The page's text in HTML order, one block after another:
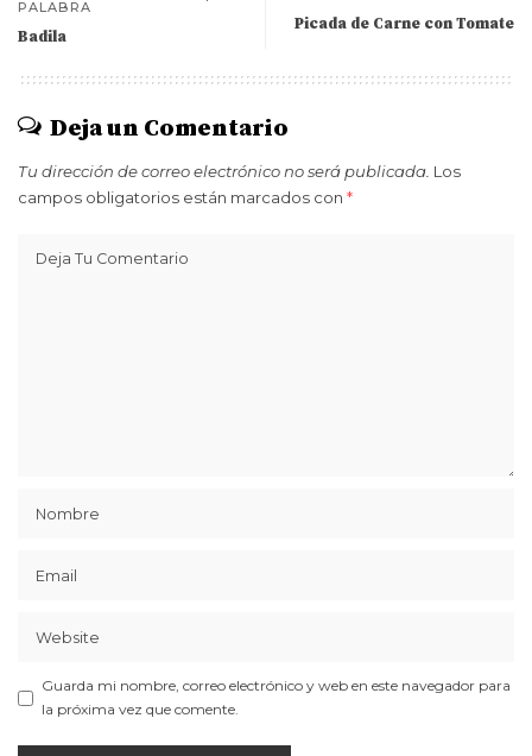
PALABRA
Badila
Picada de Carne con Tomate
Deja un Comentario
Tu dirección de correo electrónico no será publicada. Los
campos obligatorios están marcados con *
Guarda mi nombre, correo electrónico y web en este navegador para
la próxima vez que comente.